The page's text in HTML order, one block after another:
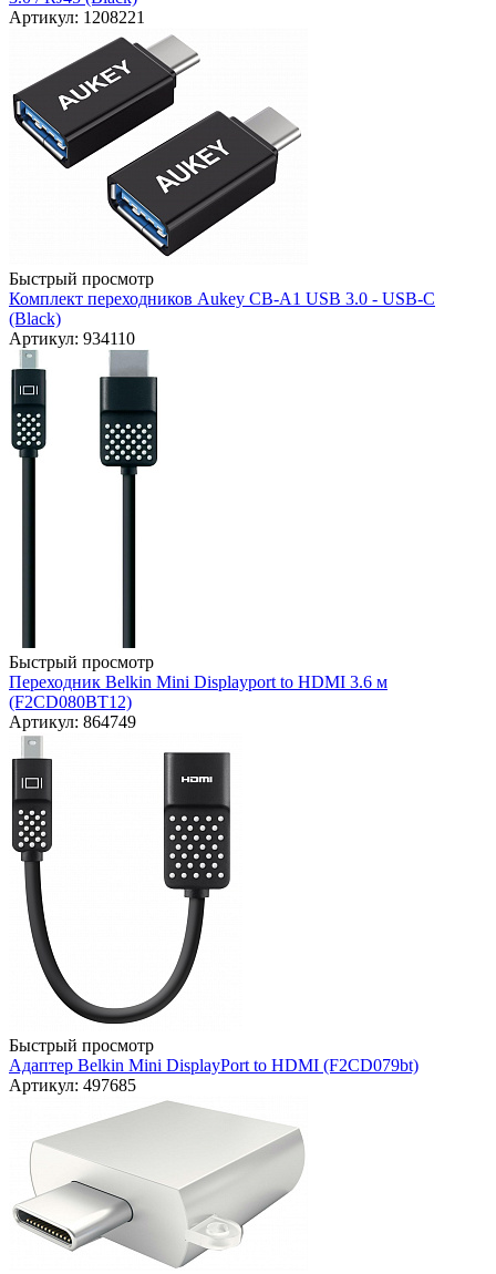
Артикул: 1208221
Быстрый просмотр
Комплект переходников Aukey CB-A1 USB 3.0 - USB-C
(Black)
Артикул: 934110
Быстрый просмотр
Переходник Belkin Mini Displayport to HDMI 3.6 м
(F2CD080BT12)
Артикул: 864749
Быстрый просмотр
Адаптер Belkin Mini DisplayPort to HDMI (F2CD079bt)
Артикул: 497685